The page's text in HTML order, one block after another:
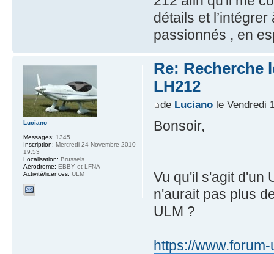
détails et
passionnés , en
Re: Recherche
LH212
de Lucianole Vendredi
Bonsoir,
Vu qu'il s'agit d'un
n'aurait pas plus
ULM ?
https://
Luciano
Messages: 1345
Inscription: Mercredi 24 Novembre 2010
19:53
Localisation: Brussels
Aérodrome: EBBY et LFNA
Activité/licences: ULM